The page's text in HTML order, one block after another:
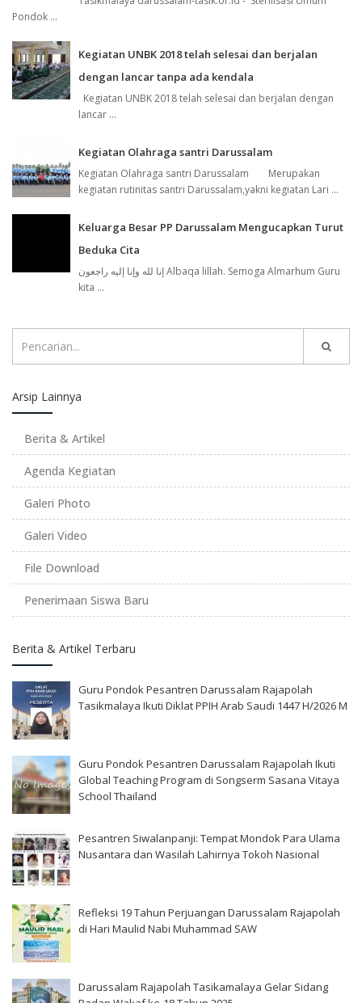
Pondok ...
Kegiatan UNBK 2018 telah selesai dan berjalan
dengan lancar tanpa ada kendala
Kegiatan UNBK 2018 telah selesai dan berjalan dengan
lancar ...
Kegiatan Olahraga santri Darussalam
Kegiatan Olahraga santri Darussalam Merupakan
kegiatan rutinitas santri Darussalam,yakni kegiatan Lari ...
Keluarga Besar PP Darussalam Mengucapkan Turut
Beduka Cita
إنا لله وإنا إليه راجعون Albaqa lillah. Semoga Almarhum Guru
kita ...
Arsip Lainnya
Berita & Artikel
Agenda Kegiatan
Galeri Photo
Galeri Video
File Download
Penerimaan Siswa Baru
Berita & Artikel Terbaru
Guru Pondok Pesantren Darussalam Rajapolah
Tasikmalaya Ikuti Diklat PPIH Arab Saudi 1447 H/2026 M
Guru Pondok Pesantren Darussalam Rajapolah Ikuti
Global Teaching Program di Songserm Sasana Vitaya
School Thailand
Pesantren Siwalanpanji: Tempat Mondok Para Ulama
Nusantara dan Wasilah Lahirnya Tokoh Nasional
Refleksi 19 Tahun Perjuangan Darussalam Rajapolah
di Hari Maulid Nabi Muhammad SAW
Darussalam Rajapolah Tasikamalaya Gelar Sidang